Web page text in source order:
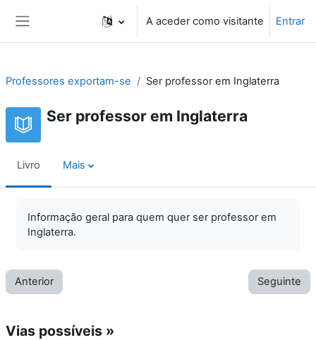
A aceder como visitante Entrar
Professores exportam-se Ser professor em Inglaterra
Ser professor em Inglaterra
Livro Mais
Informação geral para quem quer ser professor em
Inglaterra.
Anterior Seguinte
Vias possíveis »